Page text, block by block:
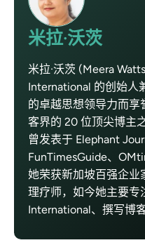
米拉·沃茨
米拉·沃茨 (Meera
International 的创始人
的卓越思想领导力而
客界的 20 位顶尖博主
曾发表于 Elephant
FunTimesGuide、
她荣获新加坡百强企业
理疗师，如今她主要专
International、撰写博